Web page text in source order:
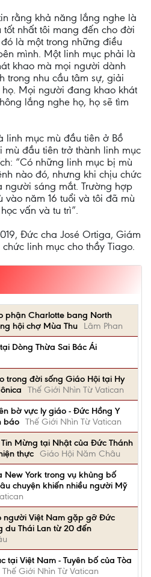
rằng khả năng lắng nghe là
tốt nhất tôi mang đến cho đời
là một trong những điều
mình. Một linh mục phải là
khao mà mọi người dành
trong nhu cầu tâm sự, giải
Mọi người đang khao khát
lắng nghe họ, họ sẽ tìm
linh mục mù đầu tiên ở Bồ
đầu tiên trở thành linh mục
“Có những linh mục bị mù
nào đó, nhưng khi chịu chức
người sáng mắt. Trường hợp
vào năm 16 tuổi và tôi đã mù
vấn và tu trì”.
Ðức cha José Ortiga, Giám
linh mục cho thầy Tiago.
phận Charlotte bang North
hội chợ Mùa Thu
Lâm Phan
Dòng Thừa Sai Bác Ái
trong đời sống Giáo Hội tại Hy
Thế Giới Nhìn Từ Vatican
bờ vực ly giáo - Đức Hồng Y
báo Thế Giới Nhìn Từ Vatican
Mừng tại Nhật của Đức Thánh
thực Giáo Hội Năm Châu
York trong vụ khủng bố
chuyện khiến nhiều người Mỹ
người Việt Nam gặp gỡ Đức
du Thái Lan từ 20 đến
tại Việt Nam - Tuyên bố của Tòa
Thế Giới Nhìn Từ Vatican